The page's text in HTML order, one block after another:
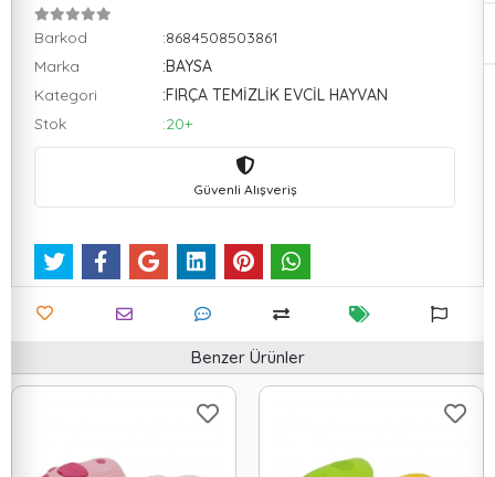
Barkod
:8684508503861
Marka
:BAYSA
Kategori
:FIRÇA TEMİZLİK EVCİL HAYVAN
Stok
:20+
Güvenli Alışveriş
Benzer Ürünler